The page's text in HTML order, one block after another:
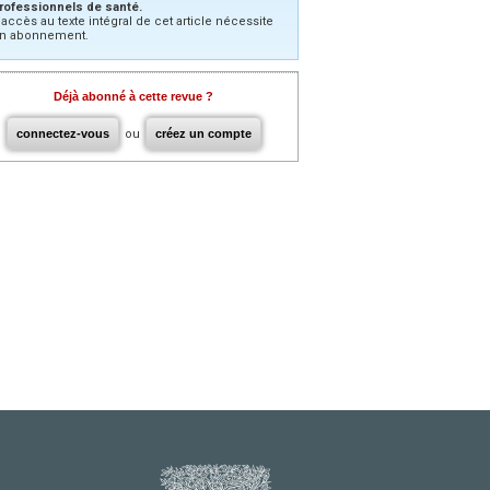
de santé.
au texte intégral de cet article nécessite
abonnement.
Déjà abonné à cette revue ?
connectez-vous ou créez un compte